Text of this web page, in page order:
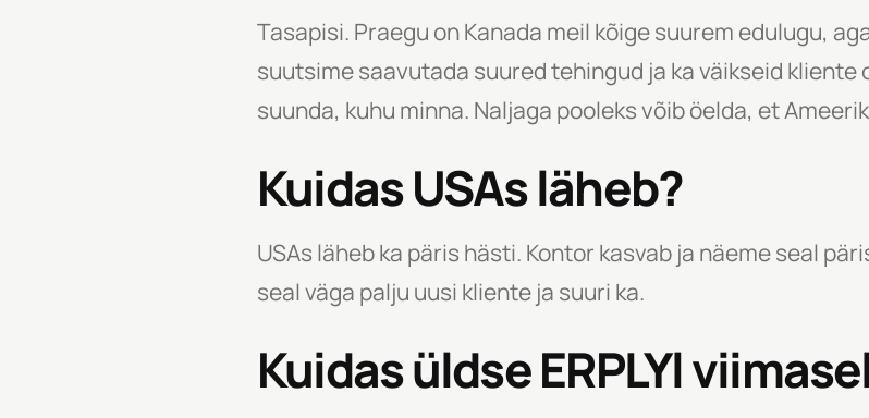
Tasapisi. Praegu on Kanada meil kõige suurem edulugu,
suutsime saavutada suured tehingud ja ka väikseid kliente
suunda, kuhu minna. Naljaga pooleks võib öelda, et
Kuidas USAs läheb?
USAs läheb ka päris hästi. Kontor kasvab ja näeme seal
seal väga palju uusi kliente ja suuri ka.
Kuidas üldse ERPLYl